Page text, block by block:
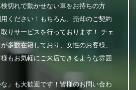
切れで動かせない車をお持ちの方
ください！もちろん、売却のご契約
りサービスを行っております！ チェ
多数在籍しており、女性のお客様、
もお気軽にご来店できるような雰囲
な」も大歓迎です！皆様のお問い合わ